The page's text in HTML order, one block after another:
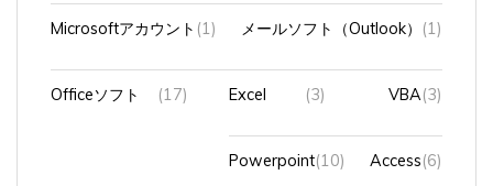
Officeソフト (17) Excel (3) VBA(3)
Powerpoint(10) Access(6)